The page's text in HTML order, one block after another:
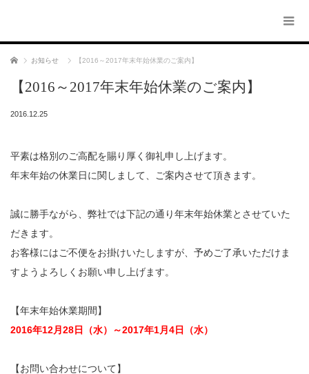
ホーム お知らせ 【2016～2017年末年始休業のご案内】
【2016～2017年末年始休業のご案内】
2016.12.25
平素は格別のご高配を賜り厚く御礼申し上げます。
年末年始の休業日に関しまして、ご案内させて頂きます。
誠に勝手ながら、弊社では下記の通り年末年始休業とさせていた
だきます。
お客様にはご不便をお掛けいたしますが、予めご了承いただけま
すようよろしくお願い申し上げます。
【年末年始休業期間】
2016年12月28日（水）～2017年1月4日（水）
【お問い合わせについて】